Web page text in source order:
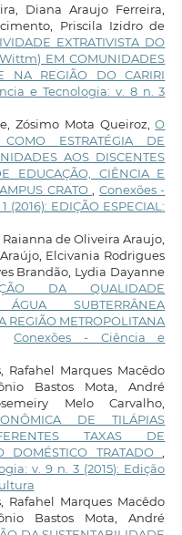
Diana Araujo Ferreira,
Priscila Izidro de
EXTRATIVISTA DO
EM COMUNIDADES
NA REGIÃO DO CARIRI
e Tecnologia: v. 8 n. 3
Zósimo Mota Queiroz,O
ESTRATÉGIA DE
AOS DISCENTES
EDUCAÇÃO, CIÊNCIA E
CRATO
Conexões -
EDIÇÃO ESPECIAL:
de Oliveira Araujo,
Elcivania Rodrigues
Brandão, Lydia Dayanne
DA QUALIDADE
SUBTERRÂNEA
REGIÃO METROPOLITANA
Conexões - Ciência e
Rafahel Marques Macêdo
Bastos Mota, André
Melo Carvalho,
DE TILÁPIAS
TAXAS DE
DOMÉSTICO TRATADO
v. 9 n. 3 (2015): Edição
Rafahel Marques Macêdo
Bastos Mota, André